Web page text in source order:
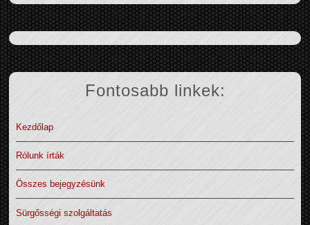
Fontosabb linkek:
Kezdőlap
Rólunk írták
Összes bejegyzésünk
Sürgősségi szolgáltatás